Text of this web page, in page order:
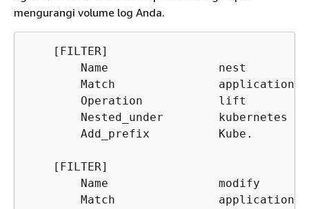
mengurangi volume log Anda.
    [FILTER]
        Name                nest
        Match               application.*
        Operation           lift
        Nested_under        kubernetes
        Add_prefix          Kube.
    [FILTER]
        Name                modify
        Match               application.*